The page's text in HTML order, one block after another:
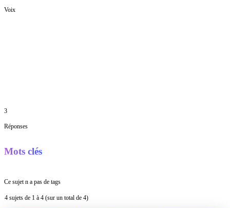
Voix
3
Réponses
Mots clés
Ce sujet n a pas de tags
4 sujets de 1 à 4 (sur un total de 4)